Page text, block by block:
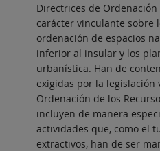
Directrices de
carácter vinculante sobre
ordenación de espacios
inferior al insular y los
urbanística. Han de
exigidas por la legislación
Ordenación de los
incluyen de manera
actividades que, como el
extractivos, han de ser